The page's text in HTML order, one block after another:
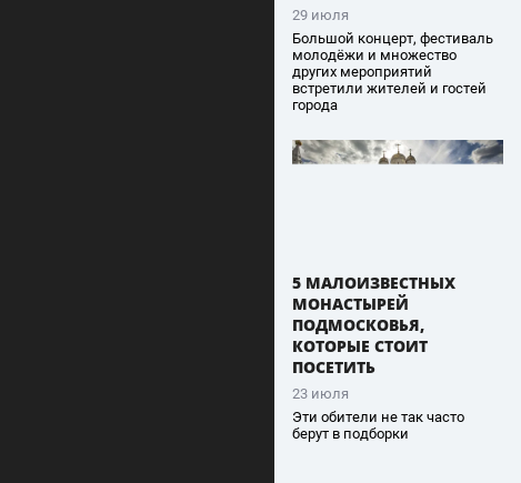
29 июля
Большой концерт, фестиваль
молодёжи и множество
других мероприятий
встретили жителей и гостей
города
5 МАЛОИЗВЕСТНЫХ
МОНАСТЫРЕЙ
ПОДМОСКОВЬЯ,
КОТОРЫЕ СТОИТ
ПОСЕТИТЬ
23 июля
Эти обители не так часто
берут в подборки